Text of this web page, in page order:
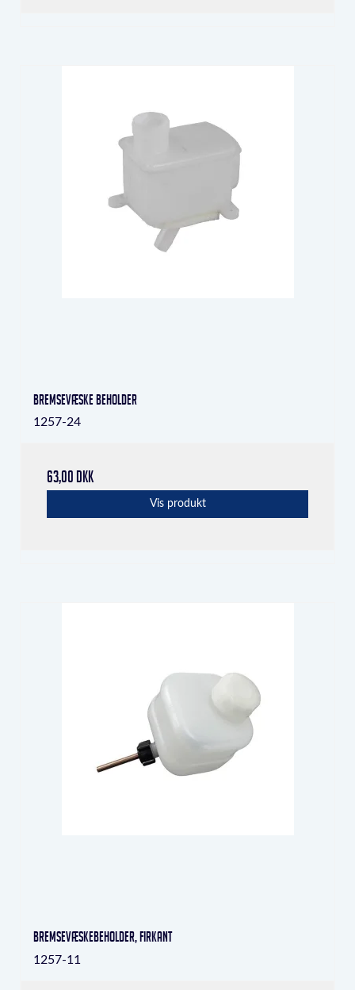
bremsevæske beholder
1257-24
63,00 DKK
Vis produkt
bremsevæskebeholder, firkant
1257-11